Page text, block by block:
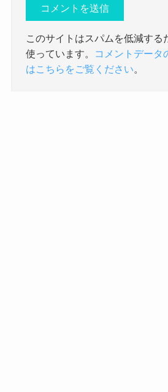
このサイトはスパムを低減する
使っています。
コメントデータ
はこちらをご覧ください。